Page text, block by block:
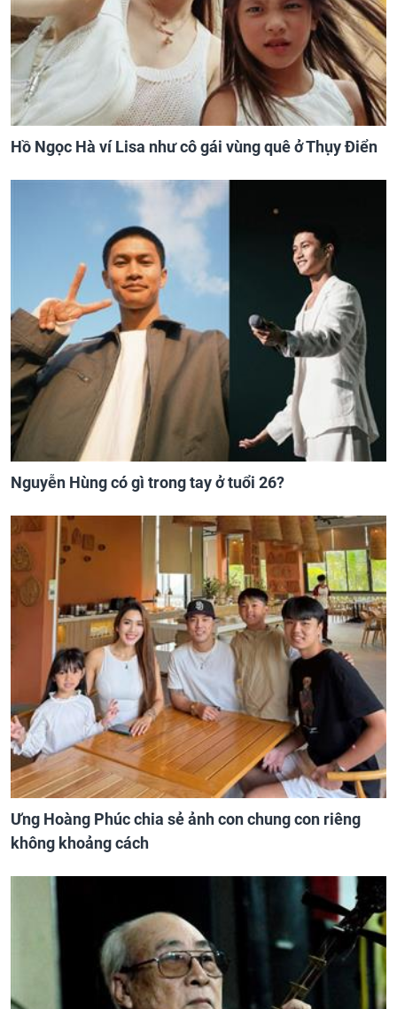
Hồ Ngọc Hà ví Lisa như cô gái vùng quê ở Thụy Điển
Nguyễn Hùng có gì trong tay ở tuổi 26?
Ưng Hoàng Phúc chia sẻ ảnh con chung con riêng
không khoảng cách